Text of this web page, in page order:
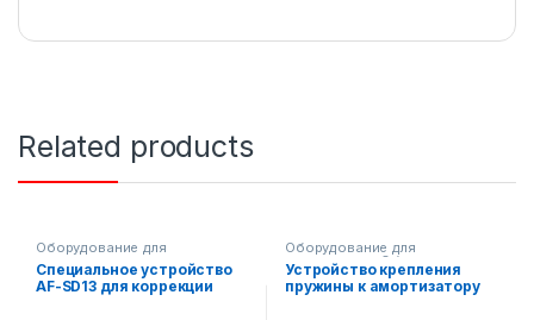
Related products
Оборудование для
автосервиса
Специальное устройство
AF-SD13 для коррекции
Оборудование для
автосервиса Оборудование
на складе
Устройство крепления
пружины к амортизатору